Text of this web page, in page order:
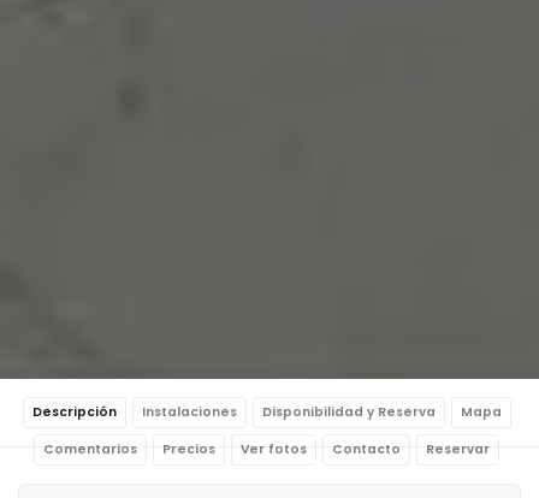
Descripción Instalaciones Disponibilidad y Reserva Mapa
Comentarios Precios Ver fotos Contacto Reservar